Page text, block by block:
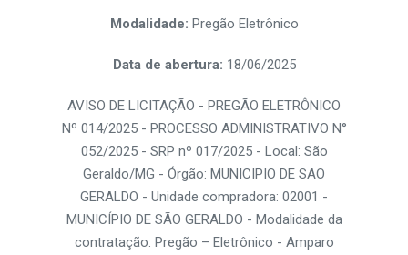
Modalidade: Pregão Eletrônico
Data de abertura: 18/06/2025
AVISO DE LICITAÇÃO - PREGÃO ELETRÔNICO
Nº 014/2025 - PROCESSO ADMINISTRATIVO N°
052/2025 - SRP nº 017/2025 - Local: São
Geraldo/MG - Órgão: MUNICIPIO DE SAO
GERALDO - Unidade compradora: 02001 -
MUNICÍPIO DE SÃO GERALDO - Modalidade da
contratação: Pregão – Eletrônico - Amparo